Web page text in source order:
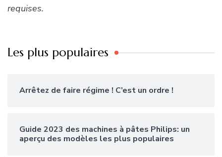
requises.
Les plus populaires
Arrêtez de faire régime ! C’est un ordre !
Guide 2023 des machines à pâtes Philips: un
aperçu des modèles les plus populaires